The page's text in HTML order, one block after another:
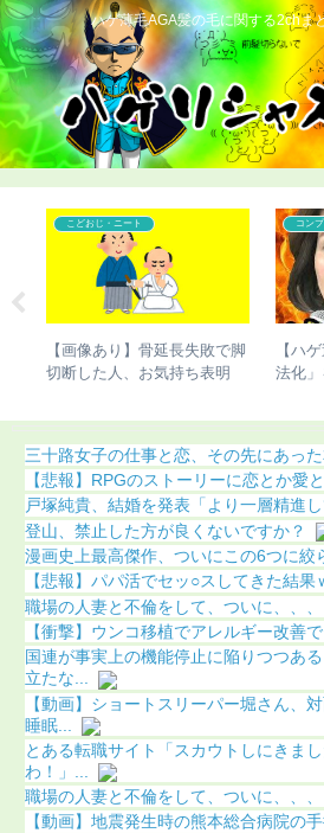
ハゲ薄毛AGA髪の毛に関する2chま
こどおじ・ニート
【画像あり】骨延長失敗で脚
切断した人、お気持ち表明
コン
【ハ
法化
三十路女子の仕事と恋、その先にあっ
【悲報】RPGのストーリーに恋とか愛
戸塚純貴、結婚を発表「より一層精進し
登山、禁止した方が良くないですか？
漫画史上最高傑作、ついにこの6つに絞
【悲報】パパ活でセッ○スしてきた結
職場の人妻と不倫をして、ついに、、、
【衝撃】ウンコ移植でアレルギー改善
国連が事実上の機能停止に陥りつつあ
立たな...
【動画】ショートスリーパー堀さん、
睡眠...
とある転職サイト「スカウトしにきま
わ！」...
職場の人妻と不倫をして、ついに、、、
【動画】地震発生時の熊本総合病院の